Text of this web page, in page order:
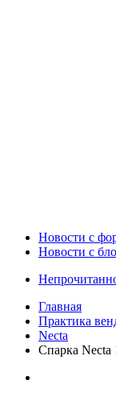
Новости c
Новости с
Главная
Практика
Necta
Спарка